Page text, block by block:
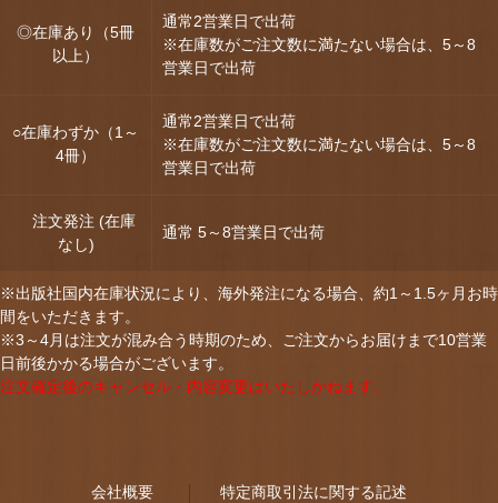
◎在庫あり（5冊
以上）
通常2営業日で出荷
※在庫数がご注文数に満たない場合は、5～8
営業日で出荷
○在庫わずか（1～
4冊）
通常2営業日で出荷
※在庫数がご注文数に満たない場合は、5～8
営業日で出荷
注文発注 (在庫
なし)
通常 5～8営業日で出荷
※出版社国内在庫状況により、海外発注になる場合、約1～1.5ヶ月お時
間をいただきます。
※3～4月は注文が混み合う時期のため、ご注文からお届けまで10営業
日前後かかる場合がございます。
注文確定後のキャンセル・内容変更はいたしかねます。
会社概要 特定商取引法に関する記述